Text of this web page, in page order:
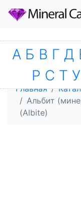
Главная
Альбит
(Albite)
А Б В Г Д
Р С Т У